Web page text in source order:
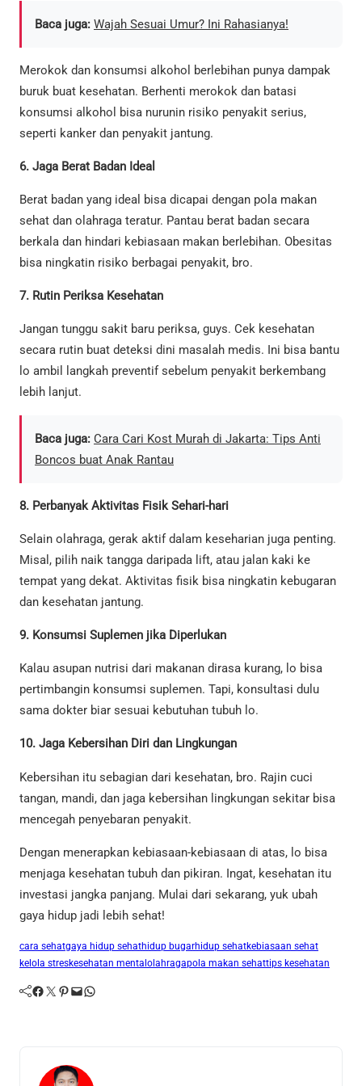
Baca juga: Wajah Sesuai Umur? Ini Rahasianya!
Merokok dan konsumsi alkohol berlebihan punya dampak
buruk buat kesehatan. Berhenti merokok dan batasi
konsumsi alkohol bisa nurunin risiko penyakit serius,
seperti kanker dan penyakit jantung.
6. Jaga Berat Badan Ideal
Berat badan yang ideal bisa dicapai dengan pola makan
sehat dan olahraga teratur. Pantau berat badan secara
berkala dan hindari kebiasaan makan berlebihan. Obesitas
bisa ningkatin risiko berbagai penyakit, bro.
7. Rutin Periksa Kesehatan
Jangan tunggu sakit baru periksa, guys. Cek kesehatan
secara rutin buat deteksi dini masalah medis. Ini bisa bantu
lo ambil langkah preventif sebelum penyakit berkembang
lebih lanjut.
Baca juga: Cara Cari Kost Murah di Jakarta: Tips Anti
Boncos buat Anak Rantau
8. Perbanyak Aktivitas Fisik Sehari-hari
Selain olahraga, gerak aktif dalam keseharian juga penting.
Misal, pilih naik tangga daripada lift, atau jalan kaki ke
tempat yang dekat. Aktivitas fisik bisa ningkatin kebugaran
dan kesehatan jantung.
9. Konsumsi Suplemen jika Diperlukan
Kalau asupan nutrisi dari makanan dirasa kurang, lo bisa
pertimbangin konsumsi suplemen. Tapi, konsultasi dulu
sama dokter biar sesuai kebutuhan tubuh lo.
10. Jaga Kebersihan Diri dan Lingkungan
Kebersihan itu sebagian dari kesehatan, bro. Rajin cuci
tangan, mandi, dan jaga kebersihan lingkungan sekitar bisa
mencegah penyebaran penyakit.
Dengan menerapkan kebiasaan-kebiasaan di atas, lo bisa
menjaga kesehatan tubuh dan pikiran. Ingat, kesehatan itu
investasi jangka panjang. Mulai dari sekarang, yuk ubah
gaya hidup jadi lebih sehat!
cara sehatgaya hidup sehathidup bugarhidup sehatkebiasaan sehat
kelola streskesehatan mentalolahragapola makan sehattips kesehatan
Facebook Twitter Pinterest Mail WhatsApp